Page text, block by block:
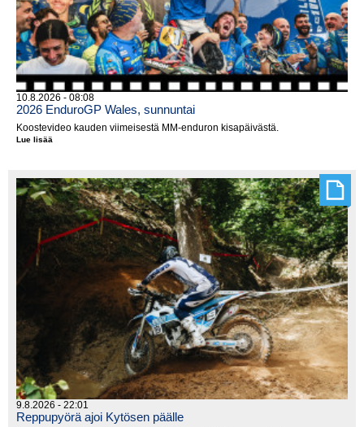
10.8.2026 - 08:08
2026 EnduroGP Wales, sunnuntai
Koostevideo kauden viimeisestä MM-enduron kisapäivästä.
Lue lisää
9.8.2026 - 22:01
Reppupyörä ajoi Kytösen päälle